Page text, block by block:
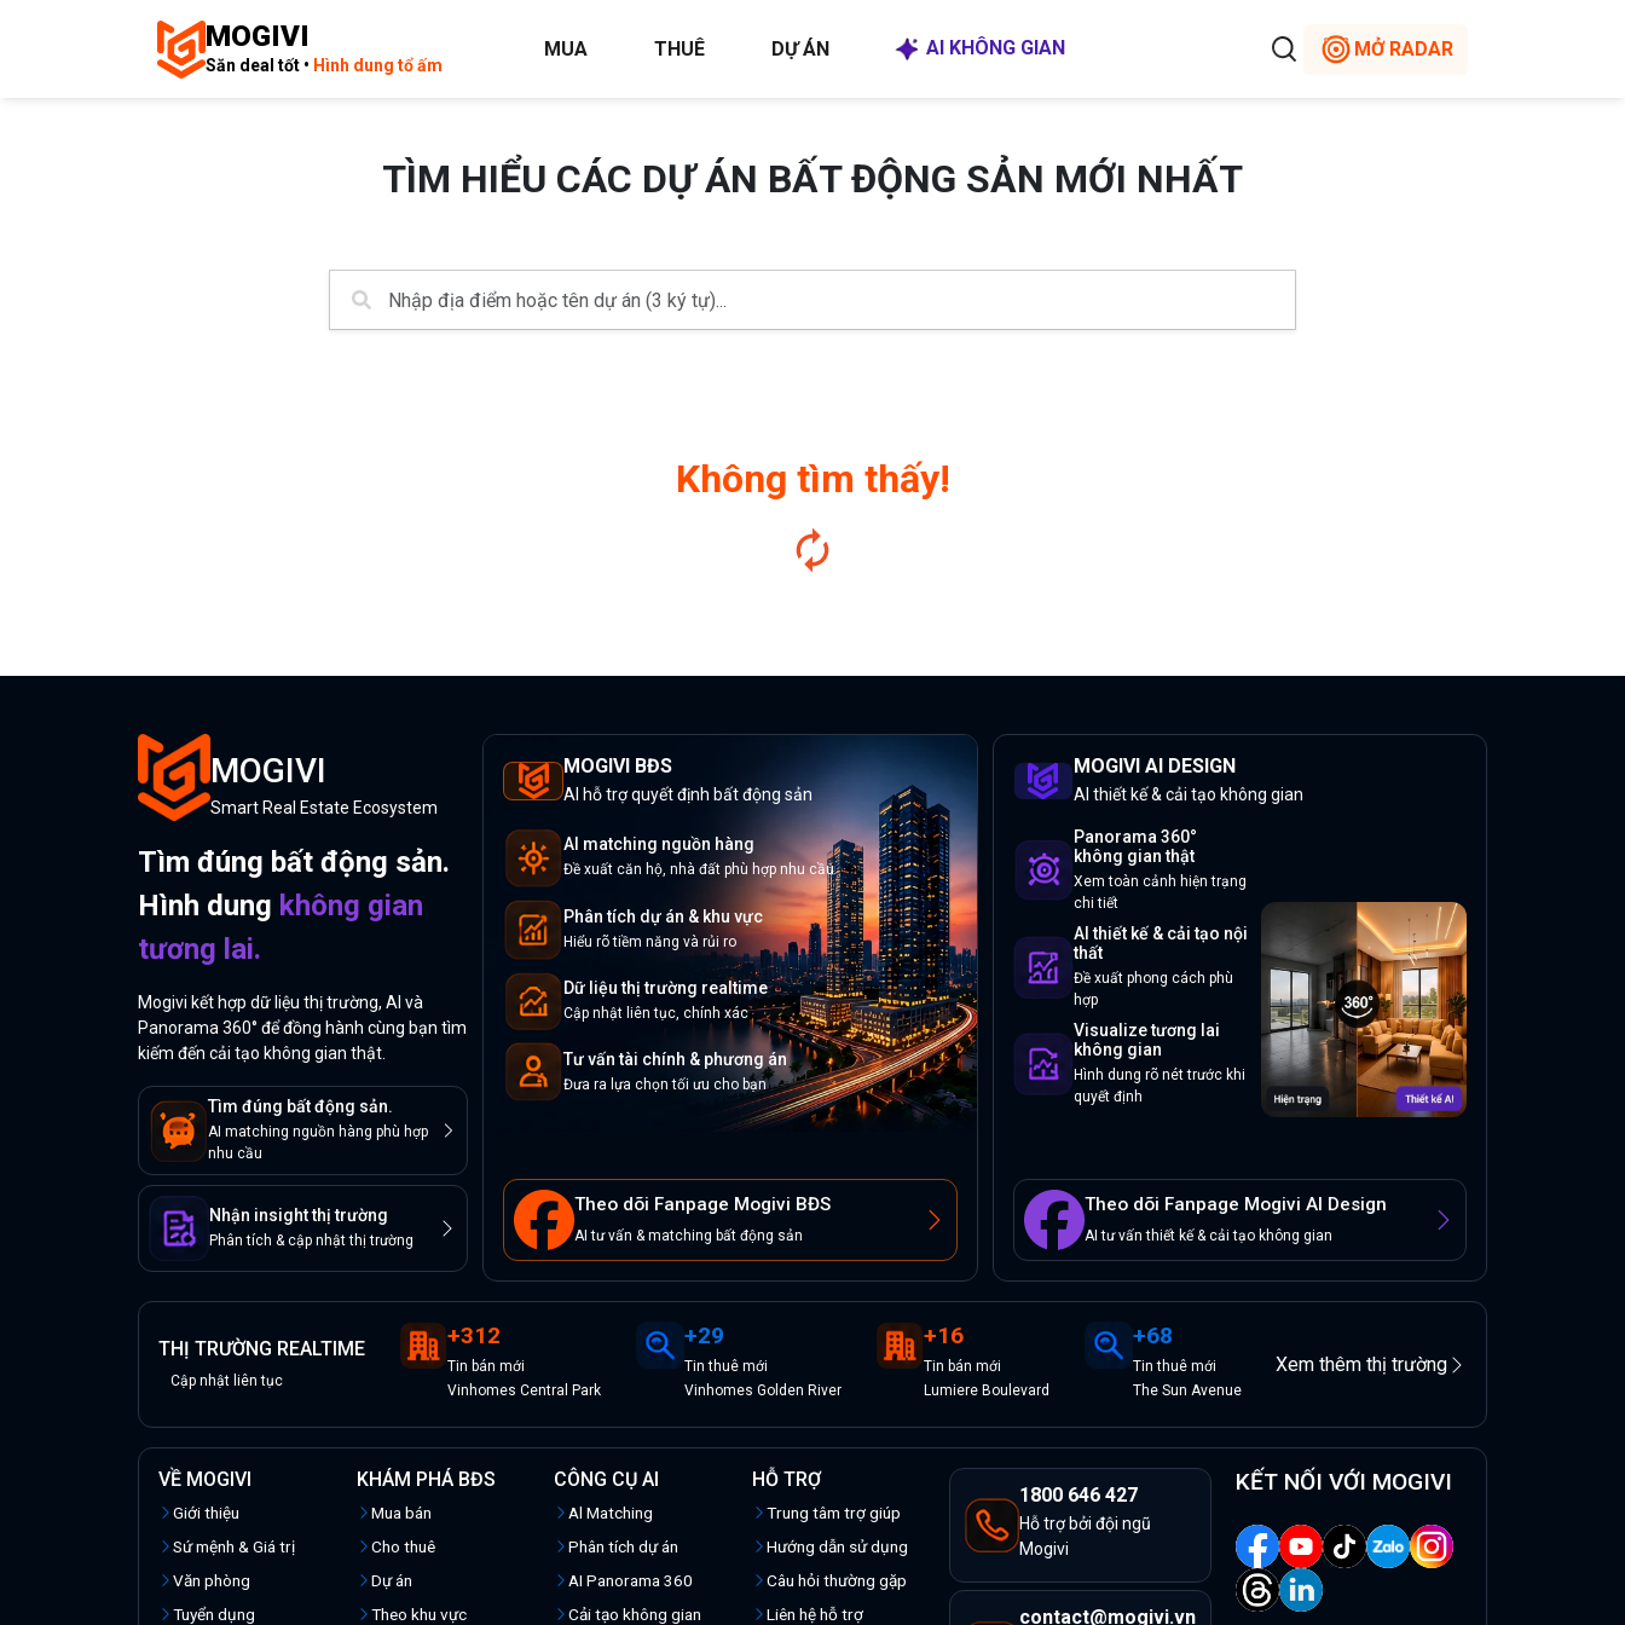
MOGIVI
Săn deal tốt • Hình dung tổ ấm
MUA THUÊ DỰ ÁN AI KHÔNG GIAN MỞ RADAR
TÌM HIỂU CÁC DỰ ÁN BẤT ĐỘNG SẢN MỚI NHẤT
Không tìm thấy!
MOGIVI
Smart Real Estate Ecosystem
Tìm đúng bất động sản.
Hình dung không gian
tương lai.
Mogivi kết hợp dữ liệu thị trường, AI và
Panorama 360° để đồng hành cùng bạn tìm
kiếm đến cải tạo không gian thật.
Tìm đúng bất động sản.
AI matching nguồn hàng phù hợp
nhu cầu
Nhận insight thị trường
Phân tích & cập nhật thị trường
MOGIVI BĐS
AI hỗ trợ quyết định bất động sản
AI matching nguồn hàng
Đề xuất căn hộ, nhà đất phù hợp nhu cầu
Phân tích dự án & khu vực
Hiểu rõ tiềm năng và rủi ro
Dữ liệu thị trường realtime
Cập nhật liên tục, chính xác
Tư vấn tài chính & phương án
Đưa ra lựa chọn tối ưu cho bạn
Theo dõi Fanpage Mogivi BĐS
AI tư vấn & matching bất động sản
MOGIVI AI DESIGN
AI thiết kế & cải tạo không gian
Panorama 360°
không gian thật
Xem toàn cảnh hiện trạng
chi tiết
AI thiết kế & cải tạo nội
thất
Đề xuất phong cách phù
hợp
Visualize tương lai
không gian
Hình dung rõ nét trước khi
quyết định
Theo dõi Fanpage Mogivi AI Design
AI tư vấn thiết kế & cải tạo không gian
THỊ TRƯỜNG REALTIME
Cập nhật liên tục
+312
Tin bán mới
Vinhomes Central Park
+29
Tinthuêmới
Vinhomes Golden River
+16
Tin bán mới
Lumiere Boulevard
+68
Tinthuêmới
The Sun Avenue
Xem thêm thị trường
VỀ MOGIVI
Giới thiệu
Sứ mệnh & Giá trị
Văn phòng
Tuyển dụng
KHÁM PHÁ BĐS
Mua bán
Cho thuê
Dự án
Theo khu vực
CÔNG CỤ AI
Al Matching
Phân tích dự án
AI Panorama 360
Cải tạo không gian
HỖ TRỢ
Trung tâm trợ giúp
Hướng dẫn sử dụng
Câu hỏi thường gặp
Liên hệ hỗ trợ
1800 646 427
Hỗ trợ bởi đội ngũ
Mogivi
contact@mogivi.vn
KẾT NỐI VỚI MOGIVI